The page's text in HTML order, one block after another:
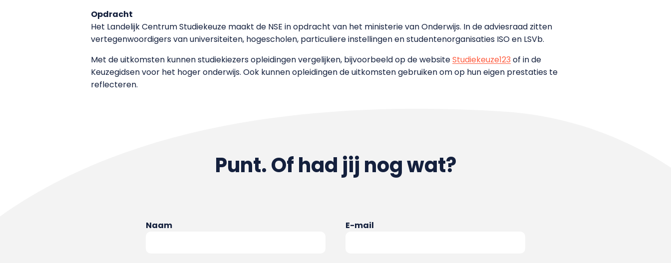
Opdracht
Het Landelijk Centrum Studiekeuze maakt de NSE in opdracht van het ministerie van Onderwijs. In de adviesraad zitten
vertegenwoordigers van universiteiten, hogescholen, particuliere instellingen en studentenorganisaties ISO en LSVb.
Met de uitkomsten kunnen studiekiezers opleidingen vergelijken, bijvoorbeeld op de websiteStudiekeuze123 of in de
Keuzegidsen voor het hoger onderwijs. Ook kunnen opleidingen de uitkomsten gebruiken om op hun eigen prestaties te
reflecteren.
Punt. Of had jij nog wat?
Naam E-mail